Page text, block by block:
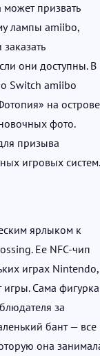
призвать
лампы amiibo,
они доступны. В
Switch amiibo
на острове
фото.
призыва
игровых систем.
ярлыком к
Ее NFC-чип
играх Nintendo,
Сама фигурка
за
бант — все
она